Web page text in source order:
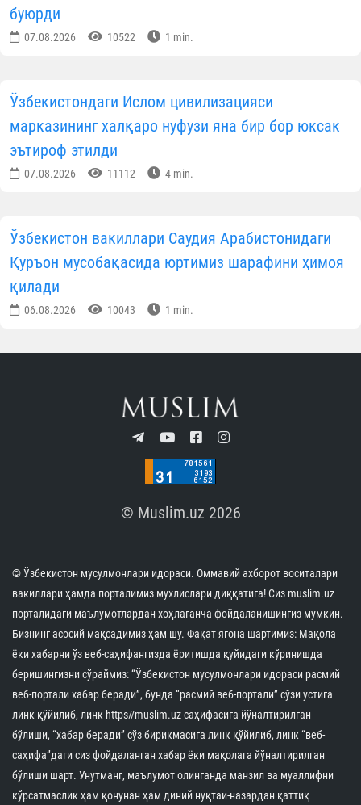
буюрди
07.08.2026 10522 1 min.
Ўзбекистондаги Ислом цивилизацияси
марказининг халқаро нуфузи яна бир бор юксак
эътироф этилди
07.08.2026 11112 4 min.
Ўзбекистон вакиллари Саудия Арабистонидаги
Қуръон мусобақасида юртимиз шарафини ҳимоя
қилади
06.08.2026 10043 1 min.
© Muslim.uz 2026
© Ўзбекистон мусулмонлари идораси. Оммавий ахборот воситалари
вакиллари ҳамда порталимиз мухлислари диққатига! Сиз muslim.uz
порталидаги маълумотлардан хоҳлаганча фойдаланишингиз мумкин.
Бизнинг асосий мақсадимиз ҳам шу. Фақат ягона шартимиз: Мақола
ёки хабарни ўз веб-саҳифангизда ёритишда қуйидаги кўринишда
беришингизни сўраймиз: “Ўзбекистон мусулмонлари идораси расмий
веб-портали хабар беради”, бунда “расмий веб-портали” сўзи устига
линк қўйилиб, линк https//muslim.uz саҳифасига йўналтирилган
бўлиши, “хабар беради” сўз бирикмасига линк қўйилиб, линк “веб-
саҳифа”даги сиз фойдаланган хабар ёки мақолага йўналтирилган
бўлиши шарт. Унутманг, маълумот олинганда манзил ва муаллифни
кўрсатмаслик ҳам қонунан ҳам диний нуқтаи-назардан қаттиқ